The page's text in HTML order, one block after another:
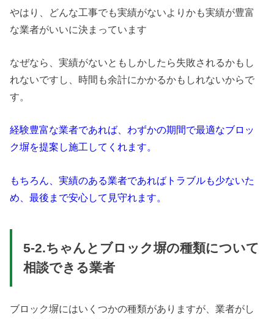
やはり、どんな工事でも実績がないよりかも実績が豊富
な業者がいいに決まっています
なぜなら、実績がないともしかしたら失敗されるかもし
れないですし、時間も余計にかかるかもしれないからで
す。
経験豊富な業者であれば、わずかの期間で最適なブロッ
ク塀を提案し施工してくれます。
もちろん、実績のある業者であればトラブルも少ないた
め、最後まで安心して見守れます。
5-2.ちゃんとブロック塀の種類について
相談できる業者
ブロック塀にはいくつかの種類がありますが、業者がし